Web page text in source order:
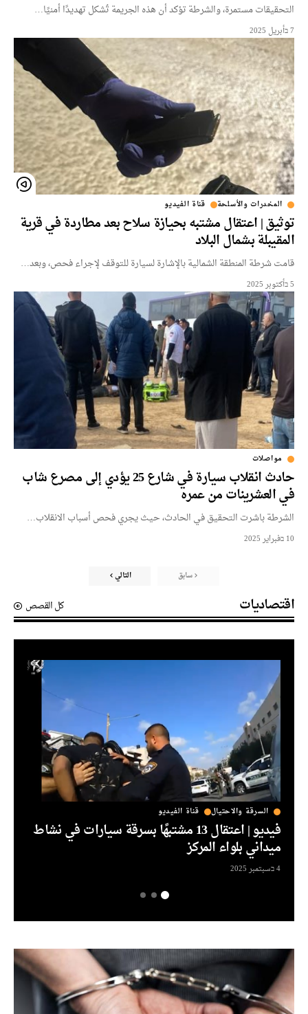
التحقيقات مستمرة، والشرطة تؤكد أن هذه الجريمة تُشكل تهديدًا أمنيًا…
المخدرات والأسلحة قناة الفيديو
توثيق | اعتقال مشتبه بحيازة سلاح بعد مطاردة في قرية
المقيبلة بشمال البلاد
قامت شرطة المنطقة الشمالية بالإشارة لسيارة للتوقف لإجراء فحص، وبعد…
مواصلات
حادث انقلاب سيارة في شارع 25 يؤدي إلى مصرع شاب
في العشرينات من عمره
الشرطة باشرت التحقيق في الحادث، حيث يجري فحص أسباب الانقلاب…
10 בفبراير 2025
سابق التالي
اقتصاديات كل القصص
السرقة والاحتيال قناة الفيديو
فيديو | اعتقال 13 مشتبهًا بسرقة سيارات في نشاط
ميداني بلواء المركز
4 בسبتمبر 2025